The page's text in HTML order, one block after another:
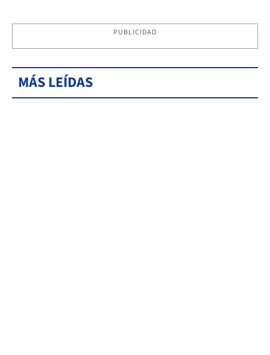
PUBLICIDAD
MÁS LEÍDAS